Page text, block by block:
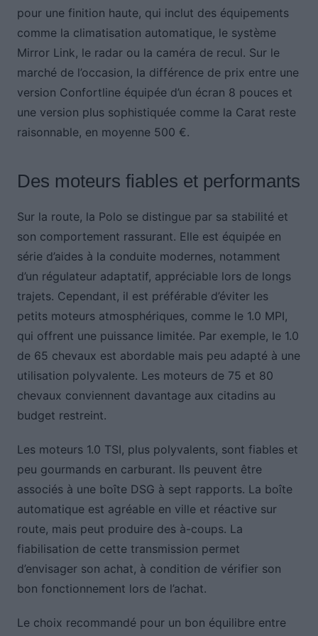
pour une finition haute, qui inclut des équipements
comme la climatisation automatique, le système
Mirror Link, le radar ou la caméra de recul. Sur le
marché de l’occasion, la différence de prix entre une
version Confortline équipée d’un écran 8 pouces et
une version plus sophistiquée comme la Carat reste
raisonnable, en moyenne 500 €.
Des moteurs fiables et performants
Sur la route, la Polo se distingue par sa stabilité et
son comportement rassurant. Elle est équipée en
série d’aides à la conduite modernes, notamment
d’un régulateur adaptatif, appréciable lors de longs
trajets. Cependant, il est préférable d’éviter les
petits moteurs atmosphériques, comme le 1.0 MPI,
qui offrent une puissance limitée. Par exemple, le 1.0
de 65 chevaux est abordable mais peu adapté à une
utilisation polyvalente. Les moteurs de 75 et 80
chevaux conviennent davantage aux citadins au
budget restreint.
Les moteurs 1.0 TSI, plus polyvalents, sont fiables et
peu gourmands en carburant. Ils peuvent être
associés à une boîte DSG à sept rapports. La boîte
automatique est agréable en ville et réactive sur
route, mais peut produire des à-coups. La
fiabilisation de cette transmission permet
d’envisager son achat, à condition de vérifier son
bon fonctionnement lors de l’achat.
Le choix recommandé pour un bon équilibre entre